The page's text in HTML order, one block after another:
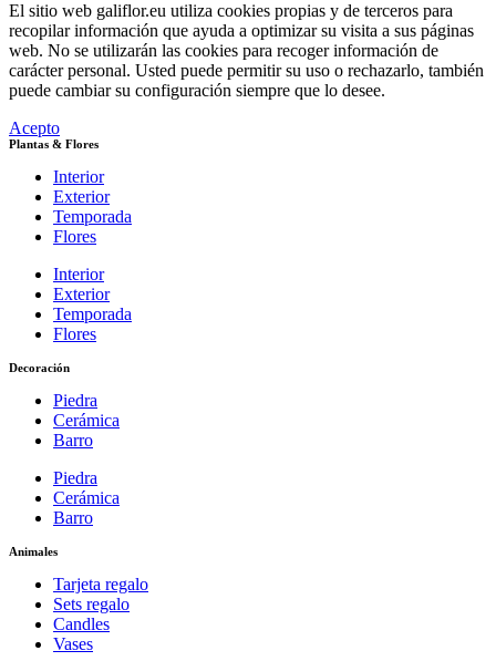
El sitio web galiflor.eu utiliza cookies propias y de terceros para
recopilar información que ayuda a optimizar su visita a sus páginas
web. No se utilizarán las cookies para recoger información de
carácter personal. Usted puede permitir su uso o rechazarlo, también
puede cambiar su configuración siempre que lo desee.
Acepto
Plantas & Flores
Interior
Exterior
Temporada
Flores
Interior
Exterior
Temporada
Flores
Decoración
Piedra
Cerámica
Barro
Piedra
Cerámica
Barro
Animales
Tarjeta regalo
Sets regalo
Candles
Vases